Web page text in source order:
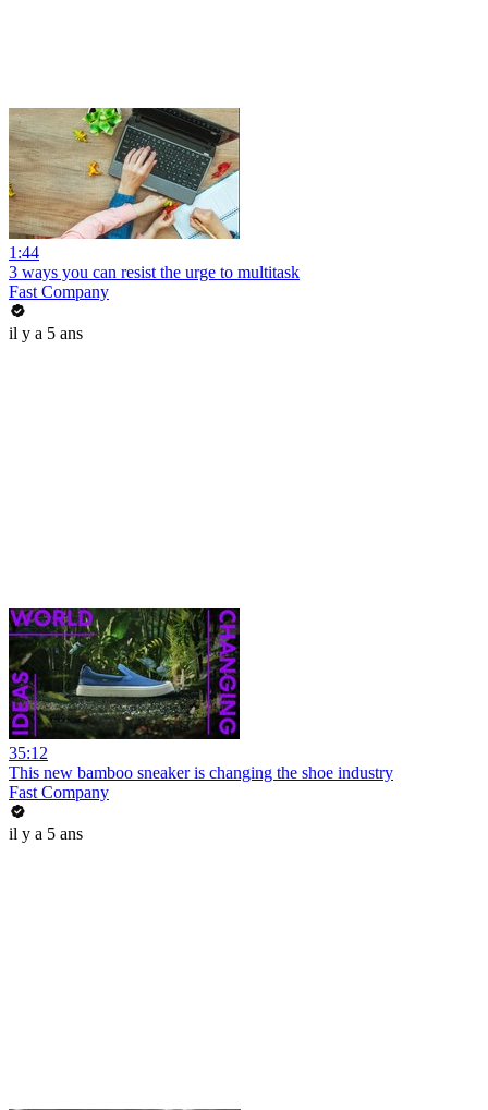
1:44
3 ways you can resist the urge to multitask
Fast Company
il y a 5 ans
35:12
This new bamboo sneaker is changing the shoe industry
Fast Company
il y a 5 ans